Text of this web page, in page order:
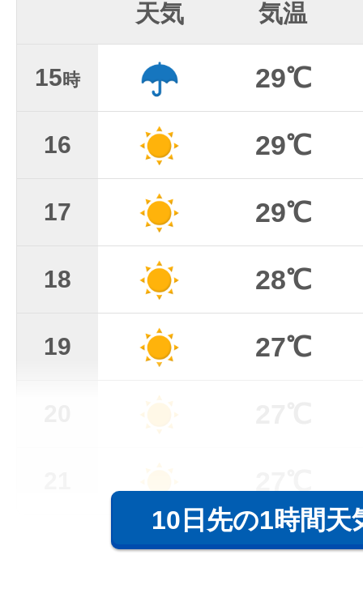
天気 気温
15時 29℃
16 29℃
17 29℃
18 28℃
19 27℃
10日先の1時間天